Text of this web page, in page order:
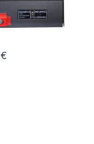
desde
opciones se
€